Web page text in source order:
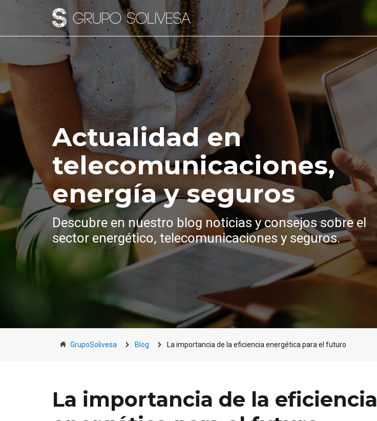
Actualidad en
telecomunicaciones,
energía y seguros
Descubre en nuestro blog noticias y consejos sobre el
sector energético, telecomunicaciones y seguros.
GrupoSolivesa Blog La importancia de la eficiencia energética para el futuro
La importancia de la eficiencia